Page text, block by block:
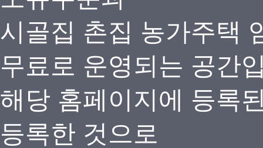
시골집 촌집 농가주택
무료로 운영되는 공간
해당 홈페이지에 등록
등록한 것으로